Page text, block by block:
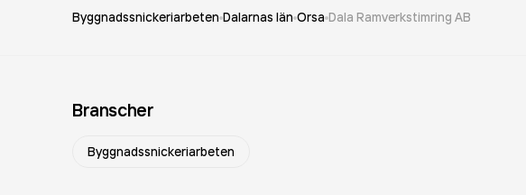
Byggnadssnickeriarbeten Dalarnas län Orsa Dala Ramverkstimring AB
Branscher
Byggnadssnickeriarbeten